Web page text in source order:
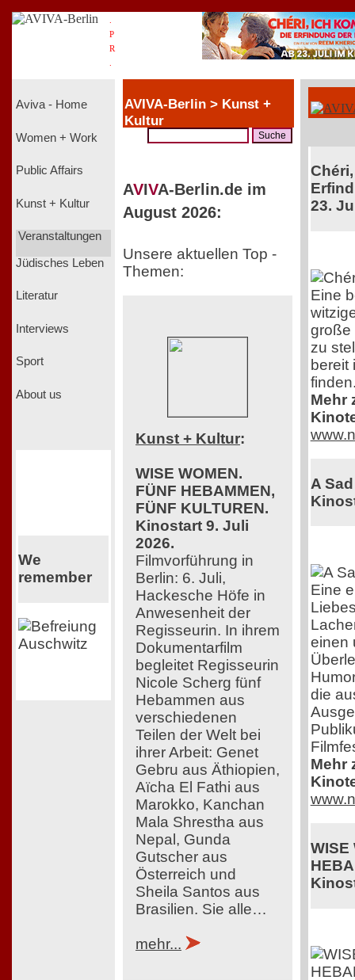
P
R
Aviva - Home
Women + Work
Public Affairs
Kunst + Kultur
Veranstaltungen
Jüdisches Leben
Literatur
Interviews
Sport
About us
We
remember
AVIVA-Berlin > Kunst +
Kultur
AVIVA-Berlin.de im
August 2026:
Unsere aktuellen Top -
Themen:
Kunst + Kultur:
WISE WOMEN.
FÜNF HEBAMMEN,
FÜNF KULTUREN.
Kinostart 9. Juli
2026.
Filmvorführung in
Berlin: 6. Juli,
Hackesche Höfe in
Anwesenheit der
Regisseurin. In ihrem
Dokumentarfilm
begleitet Regisseurin
Nicole Scherg fünf
Hebammen aus
verschiedenen
Teilen der Welt bei
ihrer Arbeit: Genet
Gebru aus Äthiopien,
Aïcha El Fathi aus
Marokko, Kanchan
Mala Shrestha aus
Nepal, Gunda
Gutscher aus
Österreich und
Sheila Santos aus
Brasilien. Sie alle…
mehr...
23.
Eine
große
zu
bereit
Mehr
A
Eine
einen
die
Mehr
WISE